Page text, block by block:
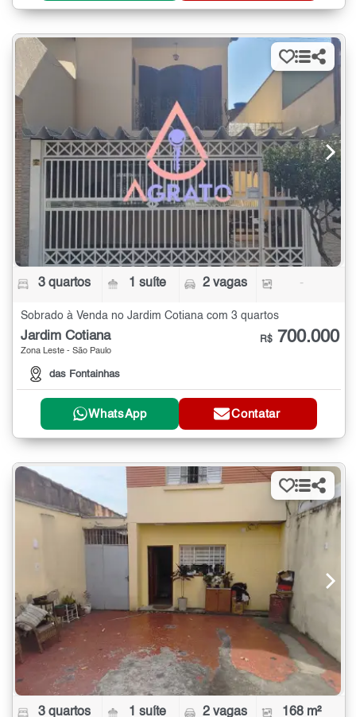
3 quartos 1 suíte 2 vagas -
Sobrado à Venda no Jardim Cotiana com 3 quartos
Jardim Cotiana
Zona Leste - São Paulo
das Fontainhas
R$ 700.000
WhatsApp Contatar
3 quartos 1 suíte 2 vagas 168 m²